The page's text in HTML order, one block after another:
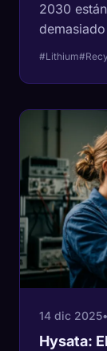
2030
hacia el
reciclaje
#Lithium
14 dic 2025
Hysata: